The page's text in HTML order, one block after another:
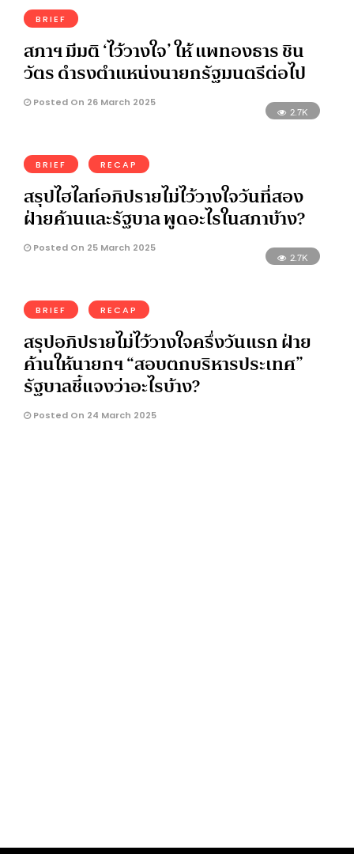
BRIEF
สภาฯ มีมติ ‘ไว้วางใจ’ ให้ แพทองธาร ชิน
วัตร ดำรงตำแหน่งนายกรัฐมนตรีต่อไป
Posted On 26 March 2025
2.7K
BRIEF RECAP
สรุปไฮไลท์อภิปรายไม่ไว้วางใจวันที่สอง
ฝ่ายค้านและรัฐบาล พูดอะไรในสภาบ้าง?
Posted On 25 March 2025
2.7K
BRIEF RECAP
สรุปอภิปรายไม่ไว้วางใจครึ่งวันแรก ฝ่าย
ค้านให้นายกฯ “สอบตกบริหารประเทศ”
รัฐบาลชี้แจงว่าอะไรบ้าง?
Posted On 24 March 2025